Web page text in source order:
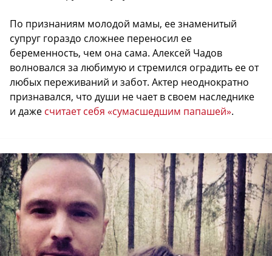
По признаниям молодой мамы, ее знаменитый
супруг гораздо сложнее переносил ее
беременность, чем она сама. Алексей Чадов
волновался за любимую и стремился оградить ее от
любых переживаний и забот. Актер неоднократно
признавался, что души не чает в своем наследнике
и даже считает себя «сумасшедшим папашей».